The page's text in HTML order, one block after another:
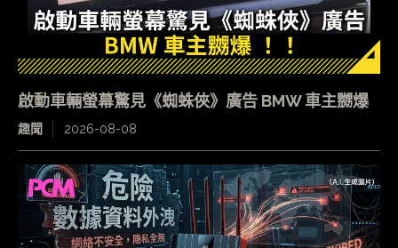
啟動車輛螢幕驚見《蜘蛛俠》廣告 BMW 車主嬲爆
趣聞 2026-08-08